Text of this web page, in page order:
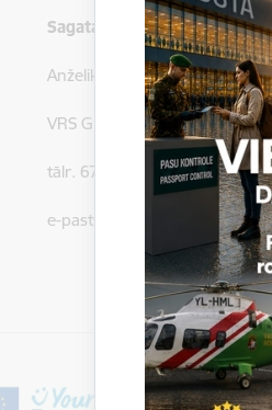
Sagatavoja:
Anželika Alika
VRS GP SSP Starptautiskās
tālr. 67913535
e-pasts: